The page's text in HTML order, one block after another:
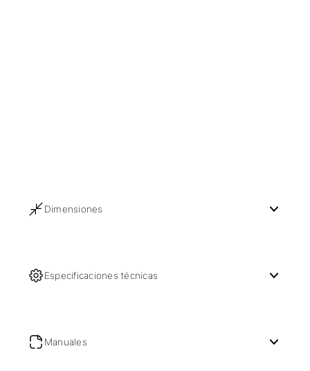
Dimensiones
Especificaciones técnicas
Manuales